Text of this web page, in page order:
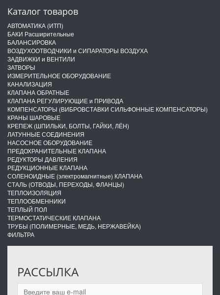
Каталог товаров
АВТОМАТИКА (ИТП)
БАКИ Расширительные
БАЛАНСИРОВКА
ВОЗДУХООТВОДЧИКИ и СИПАРАТОРЫ ВОЗДУХА
ЗАДВИЖКИ и ВЕНТИЛИ
ЗАТВОРЫ
ИЗМЕРИТЕЛЬНОЕ ОБОРУДОВАНИЕ
КАНАЛИЗАЦИЯ
КЛАПАНА ОБРАТНЫЕ
КЛАПАНА РЕГУЛИРУЮЩИЕ и ПРИВОДА
КОМПЕНСАТОРЫ (ВИБРОВСТАВКИ СИЛЬФОННЫЕ КОМПЕНСАТОРЫ)
КРАНЫ ШАРОВЫЕ
КРЕПЕЖ (ШПИЛЬКИ, БОЛТЫ, ГАЙКИ, ЛЁН)
ЛАТУННЫЕ СОЕДИНЕНИЯ
НАСОСНОЕ ОБОРУДОВАНИЕ
ПРЕДОХРАНИТЕЛЬНЫЕ КЛАПАНА
РЕДУКТОРЫ ДАВЛЕНИЯ
РЕДУКЦИОННЫЕ КЛАПАНА
СОЛЕНОИДНЫЕ (электромагнитные) КЛАПАНА
СТАЛЬ (ОТВОДЫ, ПЕРЕХОДЫ, ФЛАНЦЫ)
ТЕПЛОИЗОЛЯЦИЯ
ТЕПЛООБМЕННИКИ
ТЕПЛЫЙ ПОЛ
ТЕРМОСТАТИЧЕСКИЕ КЛАПАНА
ТРУБЫ (ПОЛИМЕРНЫЕ, МЕДЬ, НЕРЖАВЕЙКА)
ФИЛЬТРА
РАССЫЛКА